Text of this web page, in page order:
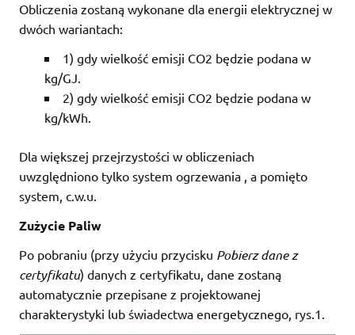
Obliczenia zostaną wykonane dla energii elektrycznej w
dwóch wariantach:
1) gdy wielkość emisji CO2 będzie podana w
kg/GJ.
2) gdy wielkość emisji CO2 będzie podana w
kg/kWh.
Dla większej przejrzystości w obliczeniach
uwzględniono tylko system ogrzewania , a pomięto
system, c.w.u.
Zużycie Paliw
Po pobraniu (przy użyciu przycisku Pobierz dane z
certyfikatu) danych z certyfikatu, dane zostaną
automatycznie przepisane z projektowanej
charakterystyki lub świadectwa energetycznego, rys.1.